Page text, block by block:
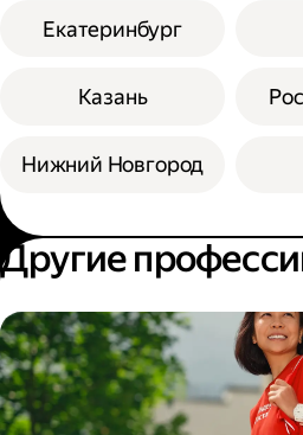
Екатеринбург
Казань
Нижний Новгород
Другие